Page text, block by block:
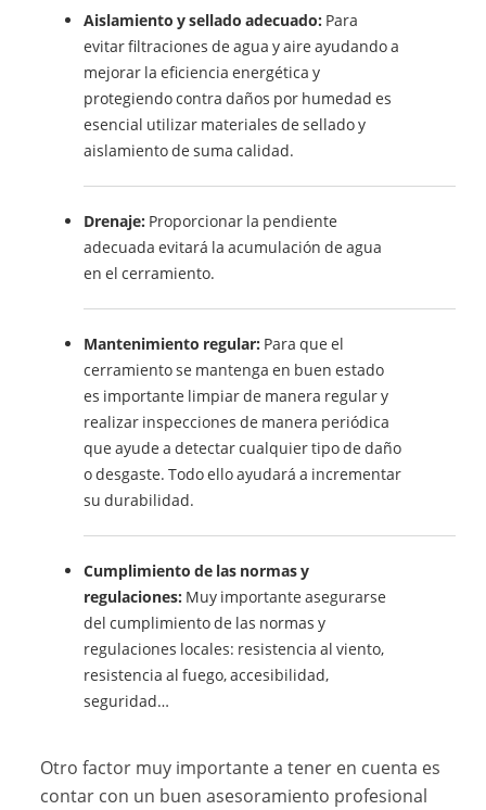
Aislamiento y sellado adecuado: Para
evitar filtraciones de agua y aire ayudando a
mejorar la eficiencia energética y
protegiendo contra daños por humedad es
esencial utilizar materiales de sellado y
aislamiento de suma calidad.
Drenaje: Proporcionar la pendiente
adecuada evitará la acumulación de agua
en el cerramiento.
Mantenimiento regular: Para que el
cerramiento se mantenga en buen estado
es importante limpiar de manera regular y
realizar inspecciones de manera periódica
que ayude a detectar cualquier tipo de daño
o desgaste. Todo ello ayudará a incrementar
su durabilidad.
Cumplimiento de las normas y
regulaciones: Muy importante asegurarse
del cumplimiento de las normas y
regulaciones locales: resistencia al viento,
resistencia al fuego, accesibilidad,
seguridad…
Otro factor muy importante a tener en cuenta es
contar con un buen asesoramiento profesional